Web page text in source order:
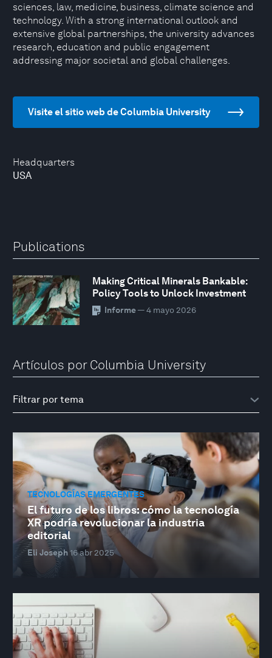
Headquarters
USA
sciences, law, medicine, business, climate science and
technology. With a strong international outlook and
extensive global partnerships, the university advances
research, education and public engagement
addressing major societal and global challenges.
Visite el sitio web de Columbia University
Publications
Making Critical Minerals Bankable:
Policy Tools to Unlock Investment
Informe— 4 mayo 2026
Artículos por Columbia University
TECNOLOGÍAS EMERGENTES
El futuro de los libros: cómo la tecnología
XR podría revolucionar la industria
editorial
Eli Joseph16 abr 2025